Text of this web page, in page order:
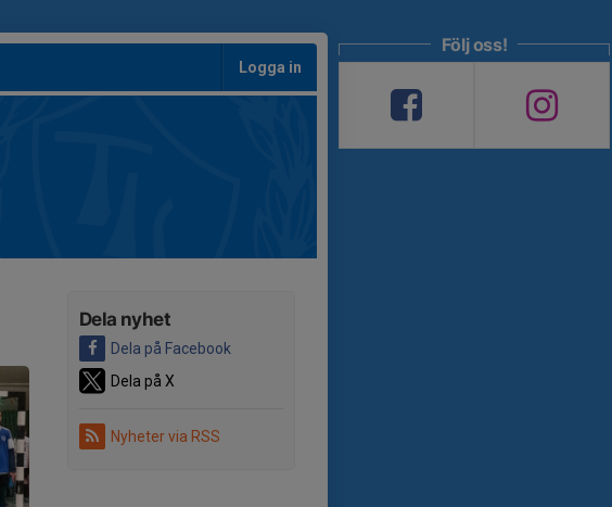
Logga in
Dela nyhet
Dela på Facebook
Dela på X
Nyheter via RSS
Följ oss!